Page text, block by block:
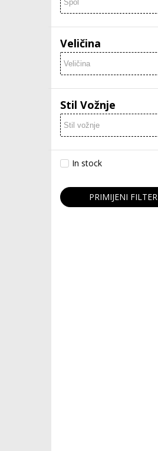
Veličina
Stil Vožnje
In stock
PRIMIJENI FILTER